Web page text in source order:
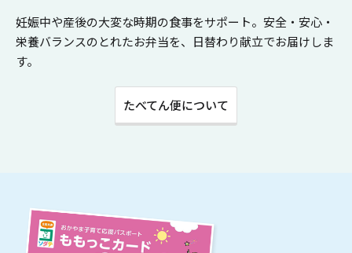
妊娠中や産後の大変な時期の食事をサポート。安全・安心・
栄養バランスのとれたお弁当を、日替わり献立でお届けしま
す。
たべてん便について